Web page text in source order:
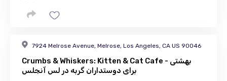
7924 Melrose Avenue, Melrose, Los Angeles, CA US 90046
Crumbs & Whiskers: Kitten & Cat Cafe - بهشتی
برای دوستداران گربه در لس آنجلس